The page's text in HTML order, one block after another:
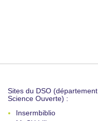
Sites du DSO (département
Science Ouverte) :
Insermbiblio